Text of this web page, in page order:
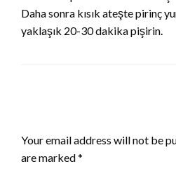
Daha sonra kısık ateşte pirinç
yaklaşık 20-30 dakika pişirin.
Your email address will not be
are marked*